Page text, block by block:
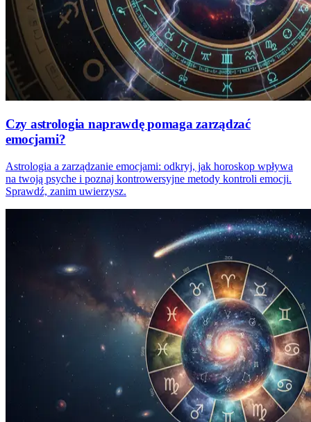
Czy astrologia naprawdę pomaga zarządzać
emocjami?
Astrologia a zarządzanie emocjami: odkryj, jak horoskop wpływa
na twoją psyche i poznaj kontrowersyjne metody kontroli emocji.
Sprawdź, zanim uwierzysz.